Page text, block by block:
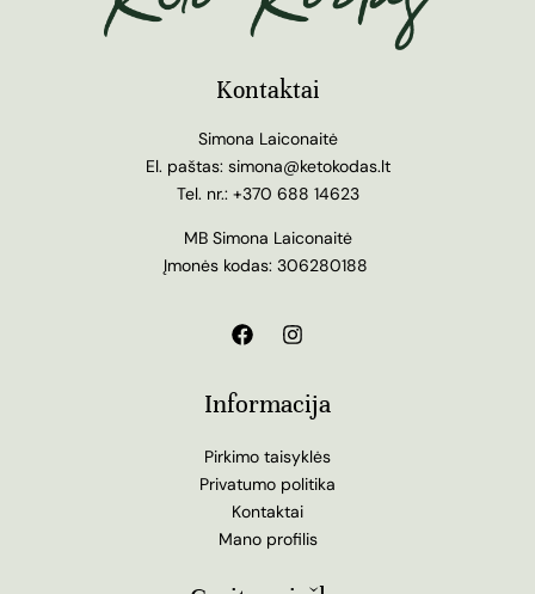
Kontaktai
Simona Laiconaitė
El. paštas: simona@ketokodas.lt
Tel. nr.: +370 688 14623
MB Simona Laiconaitė
Įmonės kodas: 306280188
Informacija
Pirkimo taisyklės
Privatumo politika
Kontaktai
Mano profilis